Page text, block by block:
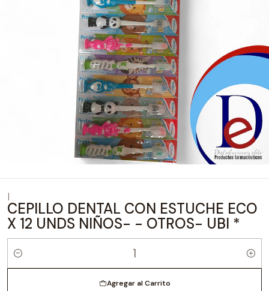
CEPILLO DENTAL CON ESTUCHE ECO
X 12 UNDS NIÑOS- - OTROS- UBI *
Cantidad
Agregar al Carrito